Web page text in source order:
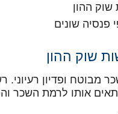
ההון
פנסיה שונים
שכר מבוטח ופדיון
אותו לרמת השכר